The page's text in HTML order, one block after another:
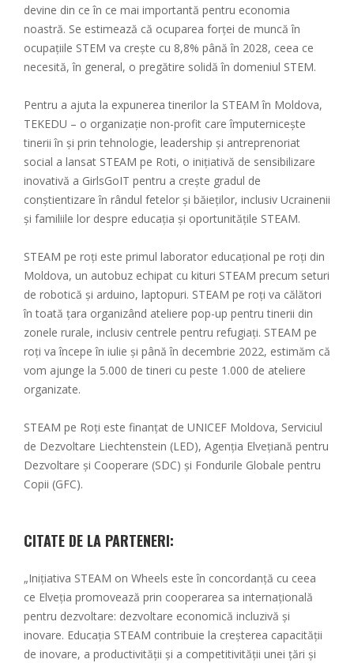
devine din ce în ce mai importantă pentru economia
noastră. Se estimează că ocuparea forței de muncă în
ocupațiile STEM va crește cu 8,8% până în 2028, ceea ce
necesită, în general, o pregătire solidă în domeniul STEM.
Pentru a ajuta la expunerea tinerilor la STEAM în Moldova,
TEKEDU – o organizație non-profit care împuternicește
tinerii în și prin tehnologie, leadership și antreprenoriat
social a lansat STEAM pe Roti, o inițiativă de sensibilizare
inovativă a GirlsGoIT pentru a crește gradul de
conștientizare în rândul fetelor și băieților, inclusiv Ucrainenii
și familiile lor despre educația și oportunitățile STEAM.
STEAM pe roți este primul laborator educațional pe roți din
Moldova, un autobuz echipat cu kituri STEAM precum seturi
de robotică și arduino, laptopuri. STEAM pe roți va călători
în toată țara organizând ateliere pop-up pentru tinerii din
zonele rurale, inclusiv centrele pentru refugiați. STEAM pe
roți va începe în iulie și până în decembrie 2022, estimăm că
vom ajunge la 5.000 de tineri cu peste 1.000 de ateliere
organizate.
STEAM pe Roți este finanțat de UNICEF Moldova, Serviciul
de Dezvoltare Liechtenstein (LED), Agenția Elvețiană pentru
Dezvoltare și Cooperare (SDC) și Fondurile Globale pentru
Copii (GFC).
CITATE DE LA PARTENERI:
„Inițiativa STEAM on Wheels este în concordanță cu ceea
ce Elveția promovează prin cooperarea sa internațională
pentru dezvoltare: dezvoltare economică incluzivă și
inovare. Educația STEAM contribuie la creșterea capacității
de inovare, a productivității și a competitivității unei țări și